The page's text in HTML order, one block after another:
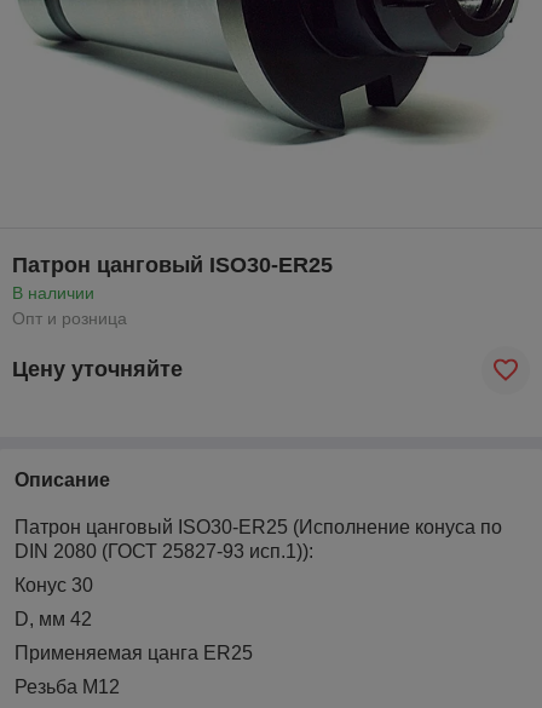
Патрон цанговый ISO30-ER25
В наличии
Опт и розница
Цену уточняйте
Описание
Патрон цанговый ISO30-ER25 (Исполнение конуса по
DIN 2080 (ГОСТ 25827-93 исп.1)):
Конус 30
D, мм 42
Применяемая цанга ER25
Резьба M12